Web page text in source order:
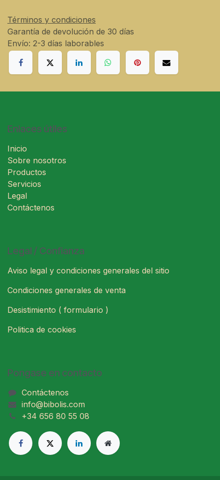
Términos y condiciones
Garantía de devolución de 30 días
Envío: 2-3 días laborables
Enlaces útiles
Inicio
Sobre nosotros
Productos
Servicios
Legal
Contáctenos
Legal / Confianza
Aviso legal y condiciones generales del sitio
Condiciones generales de venta
Desistimiento ( formulario )
Politica de cookies
Pongase en contacto
Contáctenos
info@bibolis.com
+34 656 80 55 08